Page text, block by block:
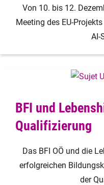
Von 10. bis 12.
Meeting des EU-
AI-
BFI und
Qualifizierung
Das BFI OÖ und die
erfolgreichen
der